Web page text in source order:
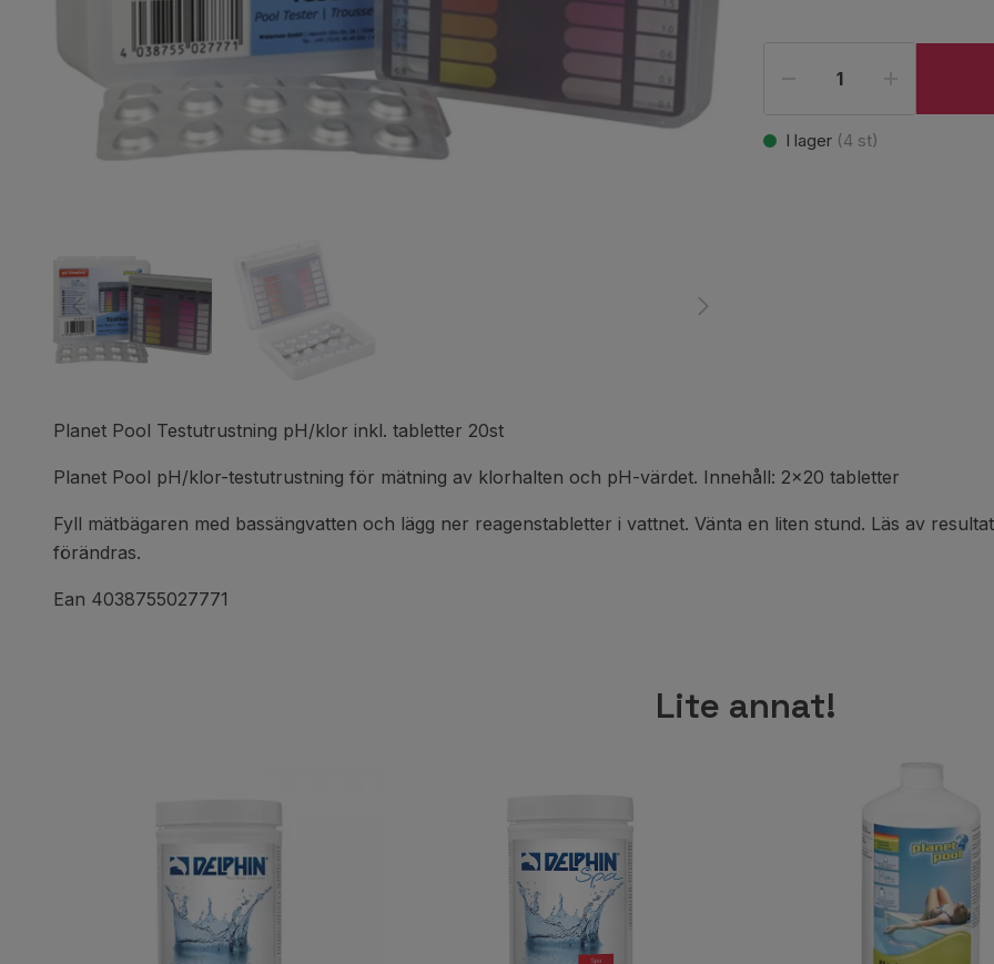
I lager (4 st)
Planet Pool Testutrustning pH/klor inkl. tabletter 20st
Planet Pool pH/klor-testutrustning för mätning av klorhalten och pH-värdet. Innehåll: 2x20 tabletter
Fyll mätbägaren med bassängvatten och lägg ner reagenstabletter i vattnet. Vänta en liten stund. Läs av
förändras.
Ean 4038755027771
Lite annat!